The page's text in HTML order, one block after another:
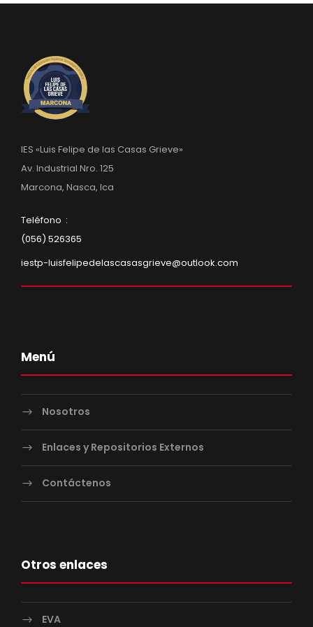
IES «Luis Felipe de las Casas Grieve»
Av. Industrial Nro. 125
Marcona, Nasca, Ica
Teléfono :
(056) 526365
iestp-luisfelipedelascasasgrieve@outlook.com
Menú
Nosotros
Enlaces y Repositorios Externos
Contáctenos
Otros enlaces
EVA